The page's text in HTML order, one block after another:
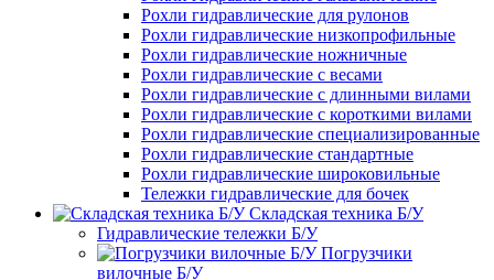
Рохли гидравлические для рулонов
Рохли гидравлические низкопрофильные
Рохли гидравлические ножничные
Рохли гидравлические с весами
Рохли гидравлические с длинными вилами
Рохли гидравлические с короткими вилами
Рохли гидравлические специализированные
Рохли гидравлические стандартные
Рохли гидравлические широковильные
Тележки гидравлические для бочек
Складская техника Б/У
Гидравлические тележки Б/У
Погрузчики
вилочные Б/У